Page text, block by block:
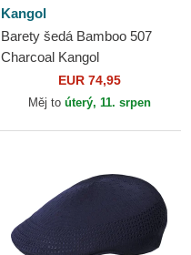
Kangol
Barety šedá Bamboo 507
Charcoal Kangol
EUR 74,95
Měj to úterý, 11. srpen